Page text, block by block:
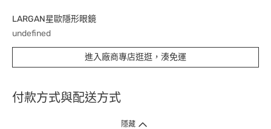
LARGAN星歐隱形眼鏡
undefined
進入廠商專店逛逛，湊免運
付款方式與配送方式
隱藏